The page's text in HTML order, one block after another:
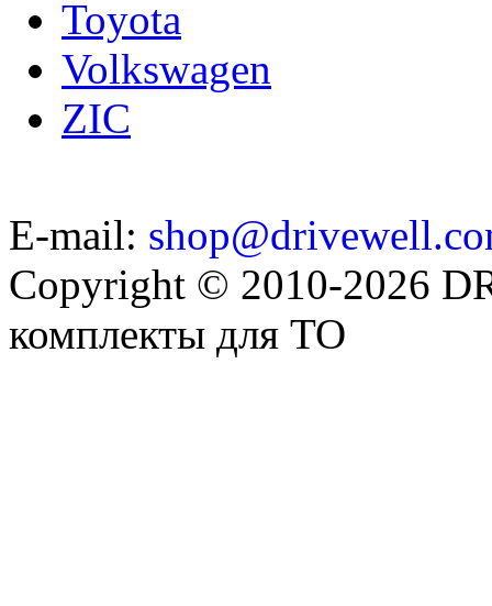
Toyota
Volkswagen
ZIC
E-mail:
Copyright © 2010-2026
комплекты для ТО